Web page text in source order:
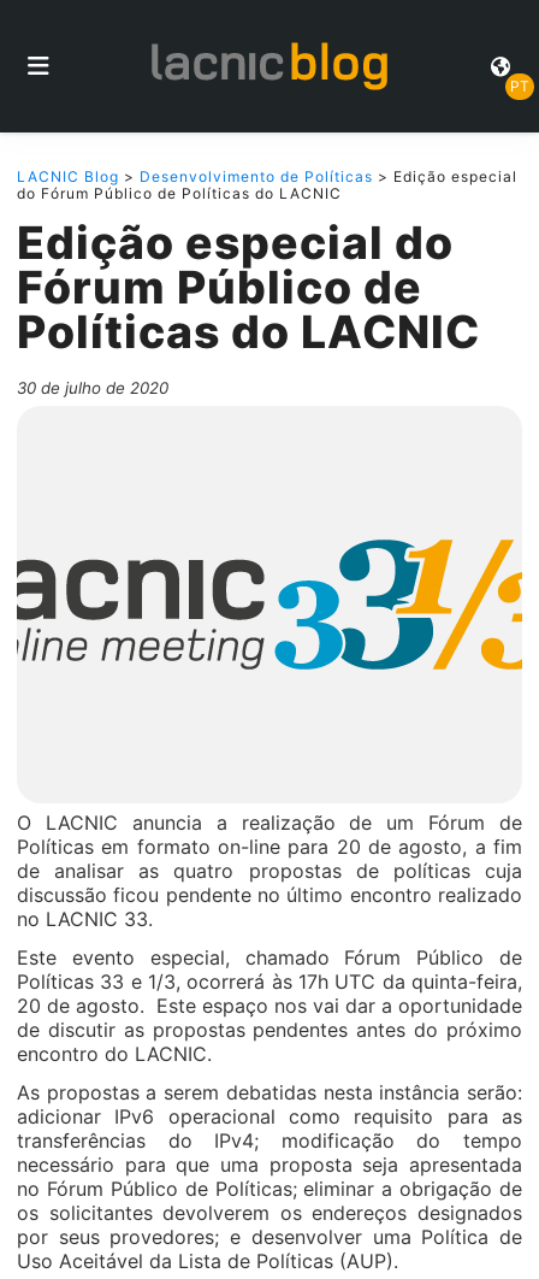
PT
LACNIC Blog > Desenvolvimento de Políticas > Edição especial
do Fórum Público de Políticas do LACNIC
Edição especial do
Fórum Público de
Políticas do LACNIC
30 de julho de 2020
O LACNIC anuncia a realização de um Fórum de
Políticas em formato on-line para 20 de agosto, a fim
de analisar as quatro propostas de políticas cuja
discussão ficou pendente no último encontro realizado
no LACNIC 33.
Este evento especial, chamado Fórum Público de
Políticas 33 e 1/3, ocorrerá às 17h UTC da quinta-feira,
20 de agosto. Este espaço nos vai dar a oportunidade
de discutir as propostas pendentes antes do próximo
encontro do LACNIC.
As propostas a serem debatidas nesta instância serão:
adicionar IPv6 operacional como requisito para as
transferências do IPv4; modificação do tempo
necessário para que uma proposta seja apresentada
no Fórum Público de Políticas; eliminar a obrigação de
os solicitantes devolverem os endereços designados
por seus provedores; e desenvolver uma Política de
Uso Aceitável da Lista de Políticas (AUP).